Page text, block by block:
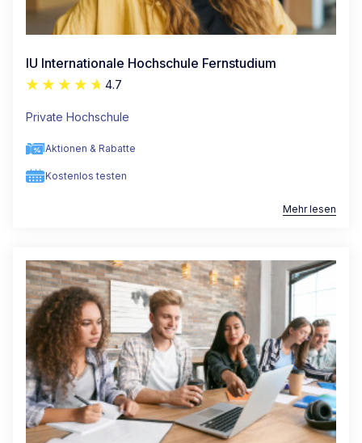
IU Internationale Hochschule Fernstudium
4.7
Private Hochschule
Aktionen & Rabatte
Kostenlos testen
Mehr lesen